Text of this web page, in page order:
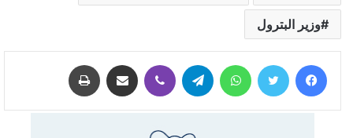
وزير البترول
فيسبوك تويتر واتساب تيلقرام ڤايبر مشاركة عبر البريد